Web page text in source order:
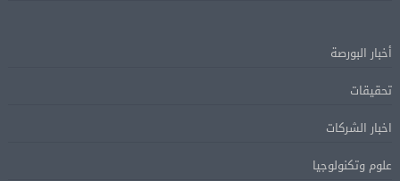
أخبار البورصة
تحقيقات
اخبار الشركات
علوم وتكنولوجيا